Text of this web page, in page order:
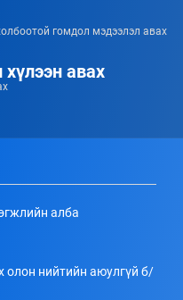
гомдол мэдээлэл авах
авах
алба
олон нийтийн аюулгүй б/